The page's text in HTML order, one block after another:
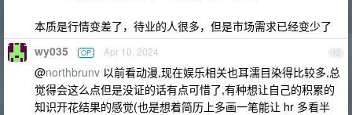
本质是行情变差了，待业的人很多，但是市场需求已经变少了
12
wy035 OP Apr 10, 2024
@northbrunv 以前看动漫,现在娱乐相关也耳濡目染得比较多,总
觉得会这么点但是没证的话有点可惜了,有种想让自己的积累的
知识开花结果的感觉(也是想着简历上多画一笔能让 hr 多看半